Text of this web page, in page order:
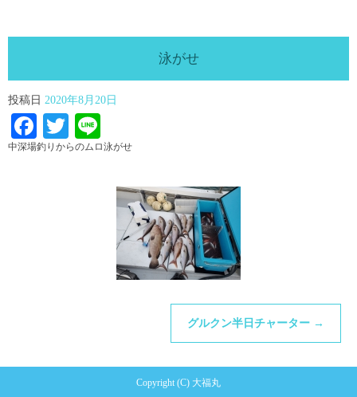
泳がせ
投稿日 2020年8月20日
Facebook
Twitter
中深場釣りからのムロ泳がせ
グルクン半日チャーター →
Copyright (C) 大福丸